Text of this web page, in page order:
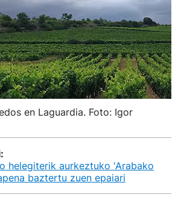
en Laguardia. Foto: Igor
helegiterik aurkeztuko 'Arabako
baztertu zuen epaiari